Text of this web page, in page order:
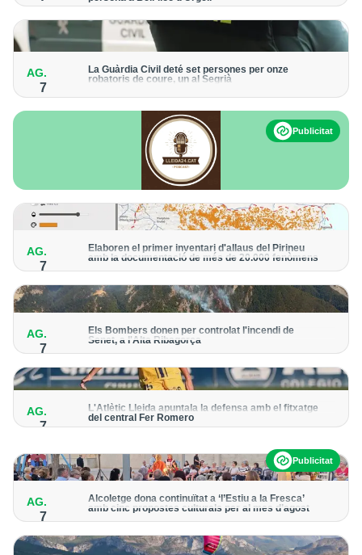
forma progressiva
AG.
7
La Guàrdia Civil deté set persones per onze
robatoris de coure, un al Segrià
Publicitat
AG.
7
Elaboren el primer inventari d'allaus del Pirineu
amb la documentació de més de 20.000 fenòmens
Obra de l'Institut Cartogràfic i Geològic de Catalunya, amb
AG.
7
Els Bombers donen per controlat l'incendi de
Senet, a l'Alta Ribagorça
El cos manté la vigilància de la zona amb drons i mitjans aeris
AG.
7
L'Atlètic Lleida apuntala la defensa amb el fitxatge
del central Fer Romero
Publicitat
AG.
7
Alcoletge dona continuïtat a ‘l’Estiu a la Fresca’
amb cinc propostes culturals per al mes d’agost
Un dels grans protagonistes de la programació serà